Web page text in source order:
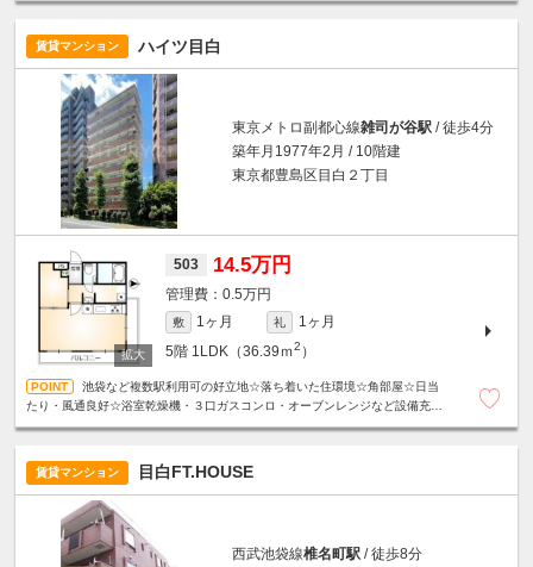
賃貸マンション ハイツ目白
東京メトロ副都心線雑司が谷駅 / 徒歩4分
築年月1977年2月 / 10階建
東京都豊島区目白２丁目
503 14.5万円
0.5万円
敷 1ヶ月 礼
1ヶ月
5階 1LDK（36.39ｍ2 ）
池袋など複数駅利用可の好立地☆落ち着いた住環境☆角部屋☆日当
たり・風通良好☆浴室乾燥機・３口ガスコンロ・オーブンレンジなど設備充実
賃貸マンション 目白FT.HOUSE
西武池袋線椎名町駅 / 徒歩8分